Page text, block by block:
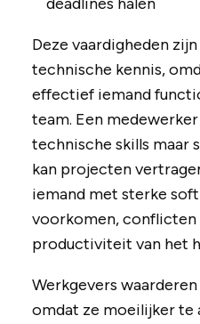
Deze vaardigheden
technische kennis,
effectief iemand
team. Een
technische skills maar
kan projecten
iemand met sterke
voorkomen, conflicten
productiviteit van het
Werkgevers
omdat ze moeilijker te